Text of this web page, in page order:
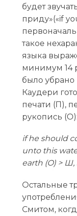
будет
приду»(«if
такое
языка
минимум 14
было убрано
Каудери
печати (П),
рукопись (О):
if he should
unto this
earth (O) > Ш,
Остальные
Смитом,